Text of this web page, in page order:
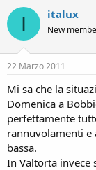
I italux
New
22 Marzo 2011
Mi sa che la
Domenica a
perfettamente
rannuvolamenti e
bassa.
In Valtorta invece